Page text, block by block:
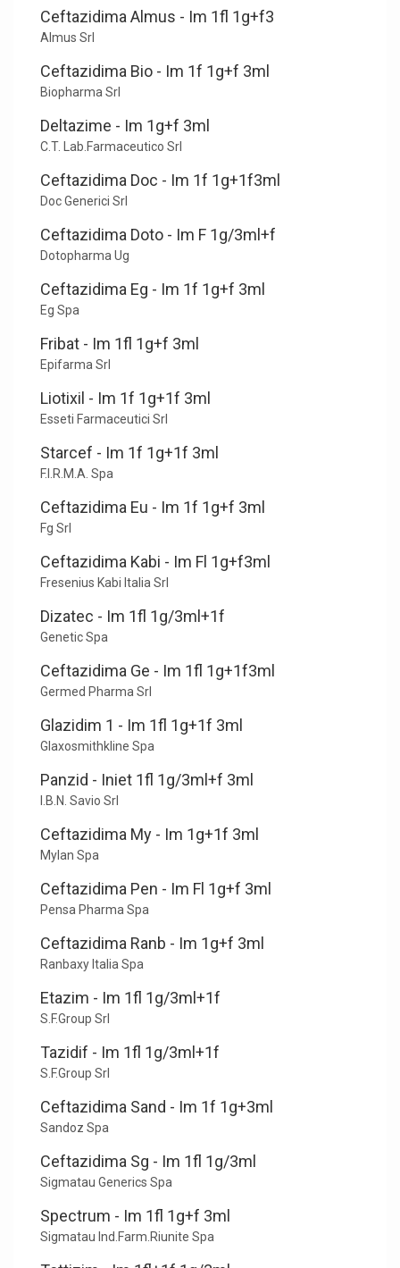
Ceftazidima Almus - Im 1fl 1g+f3
Almus Srl
Ceftazidima Bio - Im 1f 1g+f 3ml
Biopharma Srl
Deltazime - Im 1g+f 3ml
C.T. Lab.Farmaceutico Srl
Ceftazidima Doc - Im 1f 1g+1f3ml
Doc Generici Srl
Ceftazidima Doto - Im F 1g/3ml+f
Dotopharma Ug
Ceftazidima Eg - Im 1f 1g+f 3ml
Eg Spa
Fribat - Im 1fl 1g+f 3ml
Epifarma Srl
Liotixil - Im 1f 1g+1f 3ml
Esseti Farmaceutici Srl
Starcef - Im 1f 1g+1f 3ml
F.I.R.M.A. Spa
Ceftazidima Eu - Im 1f 1g+f 3ml
Fg Srl
Ceftazidima Kabi - Im Fl 1g+f3ml
Fresenius Kabi Italia Srl
Dizatec - Im 1fl 1g/3ml+1f
Genetic Spa
Ceftazidima Ge - Im 1fl 1g+1f3ml
Germed Pharma Srl
Glazidim 1 - Im 1fl 1g+1f 3ml
Glaxosmithkline Spa
Panzid - Iniet 1fl 1g/3ml+f 3ml
I.B.N. Savio Srl
Ceftazidima My - Im 1g+1f 3ml
Mylan Spa
Ceftazidima Pen - Im Fl 1g+f 3ml
Pensa Pharma Spa
Ceftazidima Ranb - Im 1g+f 3ml
Ranbaxy Italia Spa
Etazim - Im 1fl 1g/3ml+1f
S.F.Group Srl
Tazidif - Im 1fl 1g/3ml+1f
S.F.Group Srl
Ceftazidima Sand - Im 1f 1g+3ml
Sandoz Spa
Ceftazidima Sg - Im 1fl 1g/3ml
Sigmatau Generics Spa
Spectrum - Im 1fl 1g+f 3ml
Sigmatau Ind.Farm.Riunite Spa